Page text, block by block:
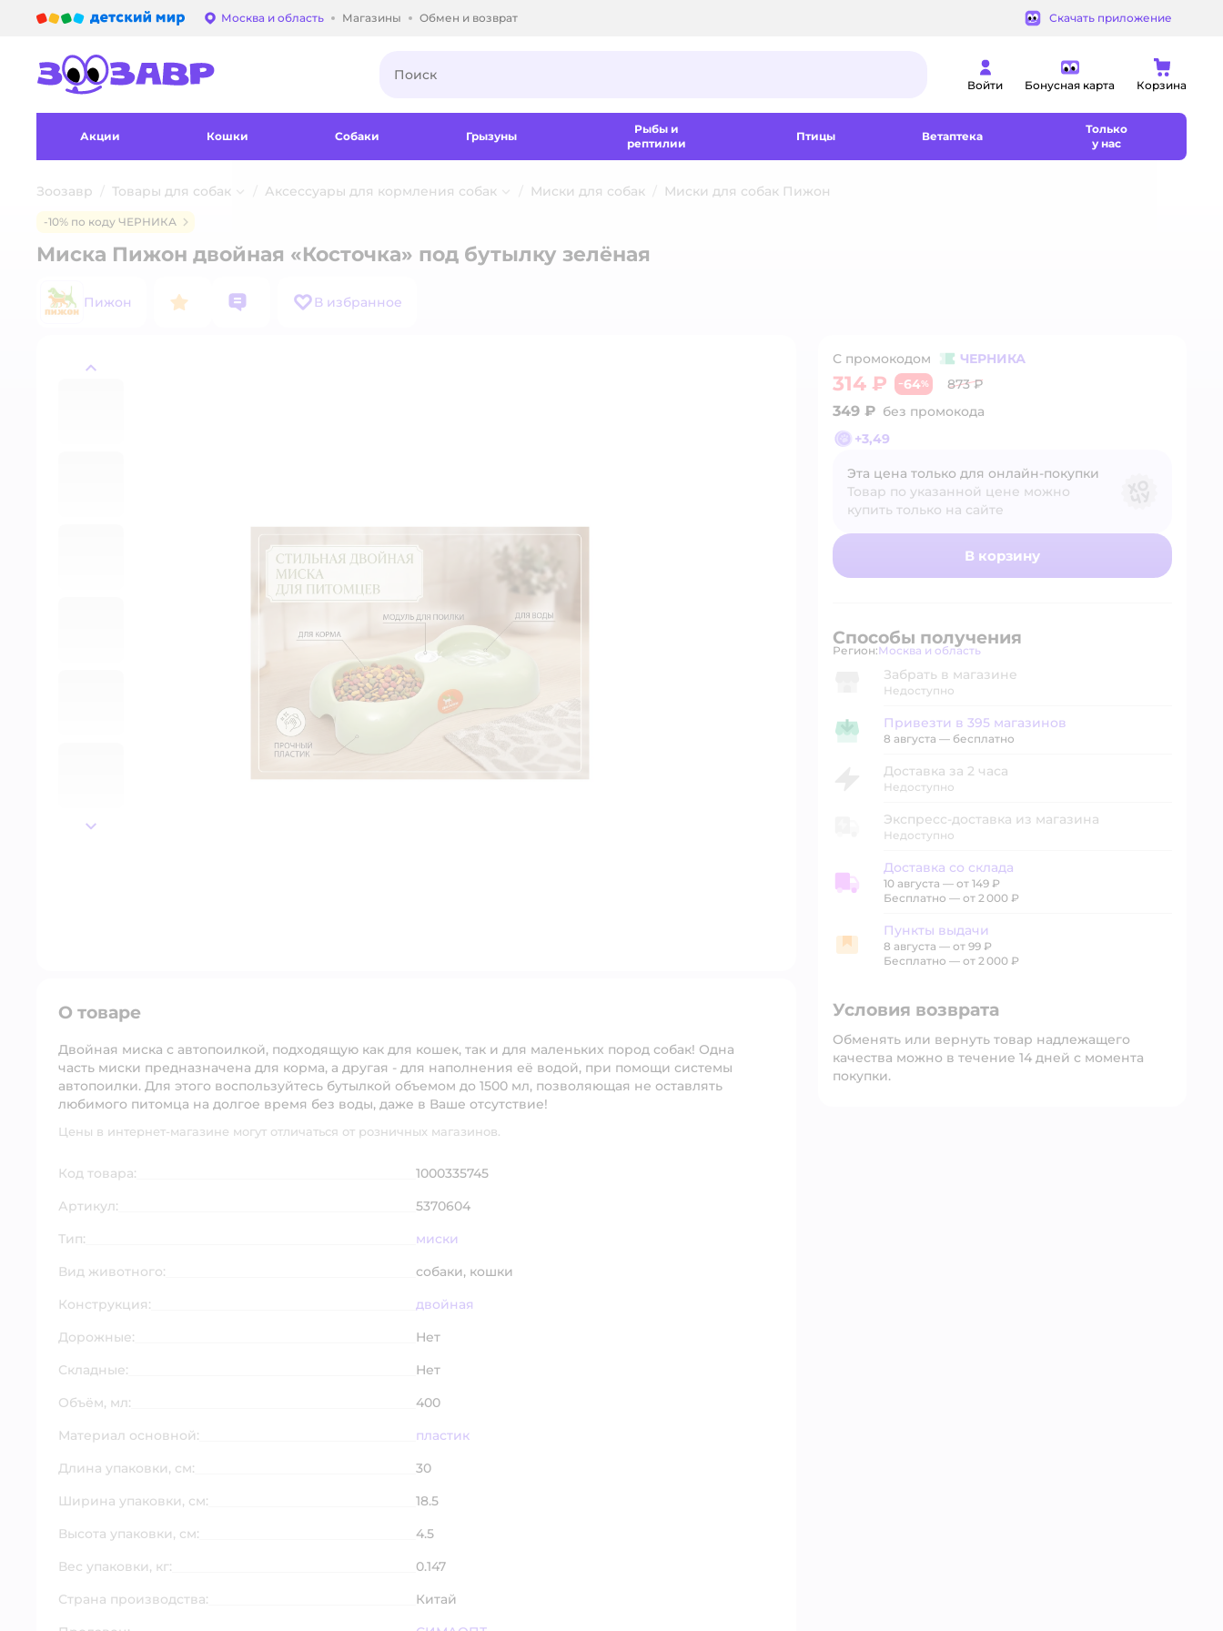
Выбор адреса доставки.
Москва и область Магазины Обмен и возврат Скачать приложение
Войти Бонусная карта Корзина
Акции Кошки Собаки Грызуны
Рыбы и
рептилии
Птицы Ветаптека
Только
у нас
Зоозавр Товары для собак Аксессуары для кормления собак Миски для собак Миски для собак Пижон
назад
далее
-10% по коду ЧЕРНИКА
Миска Пижон двойная «Косточка» под бутылку зелёная
Пижон В избранное
С промокодом ЧЕРНИКА
314 ₽ −64% 873 ₽
349 ₽ без промокода
+3,49
Эта цена только для онлайн‑покупки
Товар по указанной цене можно
купить только на сайте
В корзину
Способы получения
Регион: Выбор адреса доставки.
Москва и область
Забрать в магазине
Недоступно
Привезти в магазин
Привезти в 395 магазинов
8 августа — бесплатно
Доставка за 2 часа
Недоступно
Экспресс-доставка из магазина
Недоступно
Доставка со склада
Доставка со склада
10 августа — от 149 ₽
Бесплатно — от 2 000 ₽
Пункты выдачи
Пункты выдачи
8 августа — от 99 ₽
Бесплатно — от 2 000 ₽
Условия возврата
Обменять или вернуть товар надлежащего
качества можно в течение 14 дней с момента
покупки.
О товаре
Двойная миска с автопоилкой, подходящую как для кошек, так и для маленьких пород собак! Одна
часть миски предназначена для корма, а другая - для наполнения её водой, при помощи системы
автопоилки. Для этого воспользуйтесь бутылкой объемом до 1500 мл, позволяющая не оставлять
любимого питомца на долгое время без воды, даже в Ваше отсутствие!
Цены в интернет-магазине могут отличаться от розничных магазинов.
Код товара:
1000335745
Артикул:
5370604
Тип:
миски
Вид животного:
собаки, кошки
Конструкция:
двойная
Дорожные:
Нет
Складные:
Нет
Объём, мл:
400
Материал основной:
пластик
Длина упаковки, см:
30
Ширина упаковки, см:
18.5
Высота упаковки, см:
4.5
Вес упаковки, кг:
0.147
Страна производства:
Китай